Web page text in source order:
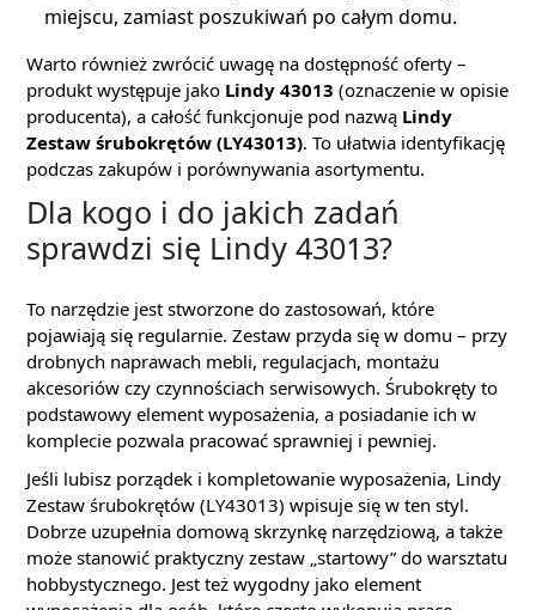
miejscu, zamiast poszukiwań po całym domu.
Warto również zwrócić uwagę na dostępność oferty –
produkt występuje jako Lindy 43013 (oznaczenie w opisie
producenta), a całość funkcjonuje pod nazwą Lindy
Zestaw śrubokrętów (LY43013). To ułatwia identyfikację
podczas zakupów i porównywania asortymentu.
Dla kogo i do jakich zadań
sprawdzi się Lindy 43013?
To narzędzie jest stworzone do zastosowań, które
pojawiają się regularnie. Zestaw przyda się w domu – przy
drobnych naprawach mebli, regulacjach, montażu
akcesoriów czy czynnościach serwisowych. Śrubokręty to
podstawowy element wyposażenia, a posiadanie ich w
komplecie pozwala pracować sprawniej i pewniej.
Jeśli lubisz porządek i kompletowanie wyposażenia, Lindy
Zestaw śrubokrętów (LY43013) wpisuje się w ten styl.
Dobrze uzupełnia domową skrzynkę narzędziową, a także
może stanowić praktyczny zestaw „startowy” do warsztatu
hobbystycznego. Jest też wygodny jako element